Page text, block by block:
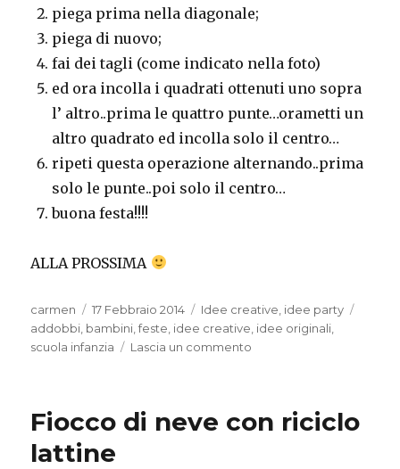
piega prima nella diagonale;
piega di nuovo;
fai dei tagli (come indicato nella foto)
ed ora incolla i quadrati ottenuti uno sopra
l’ altro..prima le quattro punte…orametti un
altro quadrato ed incolla solo il centro…
ripeti questa operazione alternando..prima
solo le punte..poi solo il centro…
buona festa!!!!
ALLA PROSSIMA
Autore
carmen
Pubblicato
il
17 Febbraio 2014 Categorie
Idee creative idee party
addobbi bambini ,feste idee creative idee originali
scuola infanzia
Lascia un commento
te!
Fiocco di neve con riciclo
lattine